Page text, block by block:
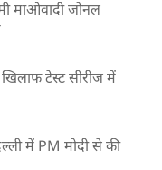
माओवादी जोनल
टेस्ट सीरीज में
में PM मोदी से की